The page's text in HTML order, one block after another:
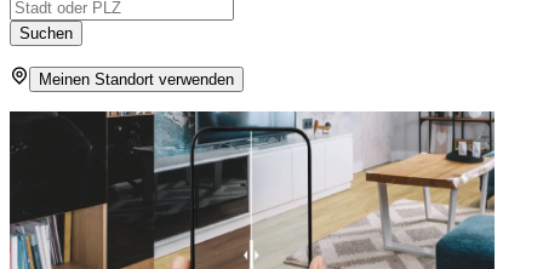
Suchen
Meinen Standort verwenden